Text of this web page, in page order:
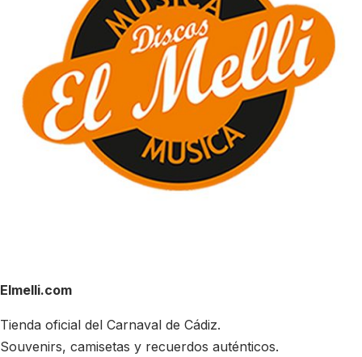
Elmelli.com
Tienda oficial del Carnaval de Cádiz.
Souvenirs, camisetas y recuerdos auténticos.